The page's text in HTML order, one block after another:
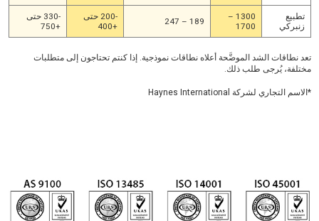
تطبيع
زنبركي
1300 –
1700
189 – 247
-200 حتى
+400
-330 حتى
+750
تعد نطاقات الشد الموضَّحة أعلاه نطاقات نموذجية. إذا كنتم تحتاجون إلى متطلبات
مختلفة، يُرجى طلب ذلك.
*الاسم التجاري لشركة Haynes International